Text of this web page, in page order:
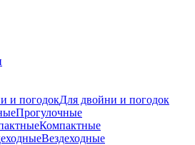
Для двойни и погодок
Прогулочные
Компактные
Вездеходные